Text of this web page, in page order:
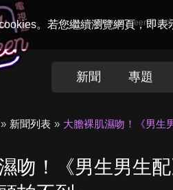
。若您繼續瀏覽網頁，即表
Welcome toDramaQueen電視迷
新聞 專題
新聞列表 大膽裸肌濕吻！《男生
吻！《男生男生